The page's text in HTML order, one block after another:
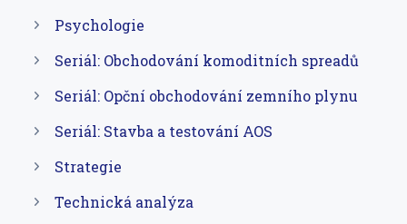
Psychologie
Seriál: Obchodování komoditních spreadů
Seriál: Opční obchodování zemního plynu
Seriál: Stavba a testování AOS
Strategie
Technická analýza